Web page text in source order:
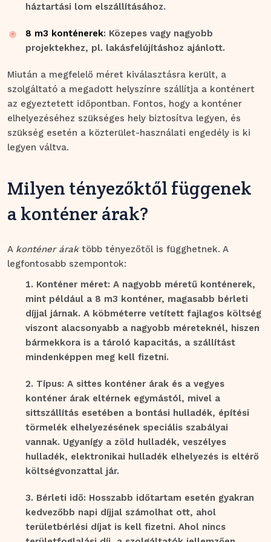
háztartási lom elszállításához.
8 m3 konténerek: Közepes vagy nagyobb
projektekhez, pl. lakásfelújításhoz ajánlott.
Miután a megfelelő méret kiválasztásra került, a
szolgáltató a megadott helyszínre szállítja a konténert
az egyeztetett időpontban. Fontos, hogy a konténer
elhelyezéséhez szükséges hely biztosítva legyen, és
szükség esetén a közterület-használati engedély is ki
legyen váltva.
Milyen tényezőktől függenek
a konténer árak?
A konténer áraktöbb tényezőtől is függhetnek. A
legfontosabb szempontok:
Konténer méret: A nagyobb méretű konténerek,
mint például a 8 m3 konténer, magasabb bérleti
díjjal járnak. A köbméterre vetített fajlagos költség
viszont alacsonyabb a nagyobb méreteknél, hiszen
bármekkora is a tároló kapacitás, a szállítást
mindenképpen meg kell fizetni.
Típus: A sittes konténer árak és a vegyes
konténer árak eltérnek egymástól, mivel a
sittszállítás esetében a bontási hulladék, építési
törmelék elhelyezésének speciális szabályai
vannak. Ugyanígy a zöld hulladék, veszélyes
hulladék, elektronikai hulladék elhelyezés is eltérő
költségvonzattal jár.
Bérleti idő: Hosszabb időtartam esetén gyakran
kedvezőbb napi díjjal számolhat ott, ahol
területbérlési díjat is kell fizetni. Ahol nincs